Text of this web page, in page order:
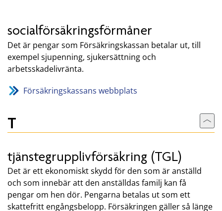
socialförsäkringsförmåner
Det är pengar som Försäkringskassan betalar ut, till
exempel sjupenning, sjukersättning och
arbetsskadelivränta.
Försäkringskassans webbplats
T Till
tjänstegrupplivförsäkring (TGL)
Det är ett ekonomiskt skydd för den som är anställd
och som innebär att den anställdas familj kan få
pengar om hen dör. Pengarna betalas ut som ett
skattefritt engångsbelopp. Försäkringen gäller så länge